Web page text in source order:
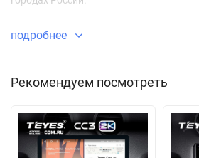
подробнее
Рекомендуем посмотреть